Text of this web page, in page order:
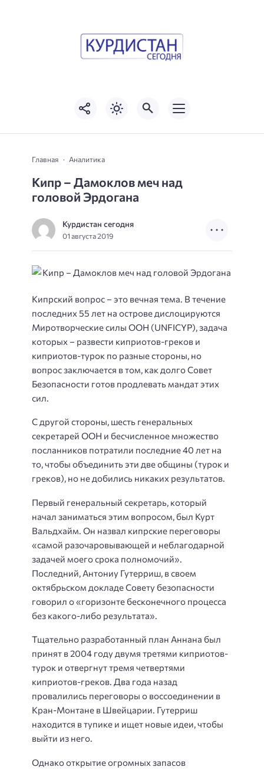
Главная Аналитика
Кипр – Дамоклов меч над
головой Эрдогана
Курдистан сегодня
01 августа 2019
Кипрский вопрос – это вечная тема. В течение
последних 55 лет на острове дислоцируются
Миротворческие силы ООН (UNFICYP), задача
которых – развести киприотов-греков и
киприотов-турок по разные стороны, но
вопрос заключается в том, как долго Совет
Безопасности готов продлевать мандат этих
сил.
С другой стороны, шесть генеральных
секретарей ООН и бесчисленное множество
посланников потратили последние 40 лет на
то, чтобы объединить эти две общины (турок и
греков), но не добились никаких результатов.
Первый генеральный секретарь, который
начал заниматься этим вопросом, был Курт
Вальдхайм. Он назвал кипрские переговоры
«самой разочаровывающей и неблагодарной
задачей моего срока полномочий».
Последний, Антониу Гутерриш, в своем
октябрьском докладе Совету безопасности
говорил о «горизонте бесконечного процесса
без какого-либо результата».
Тщательно разработанный план Аннана был
принят в 2004 году двумя третями киприотов-
турок и отвергнут тремя четвертями
киприотов-греков. Два года назад
провалились переговоры о воссоединении в
Кран-Монтане в Швейцарии. Гутерриш
находится в тупике и ищет новые идеи, чтобы
выйти из него.
Однако открытие огромных запасов